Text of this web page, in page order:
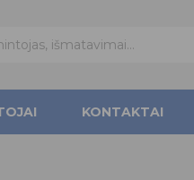
KONTAKTAI